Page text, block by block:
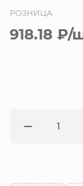
РОЗНИЦА
918.18 ₽/